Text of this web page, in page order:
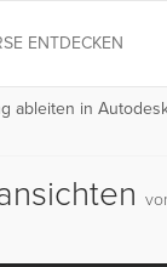
ENTDECKEN
ableiten in